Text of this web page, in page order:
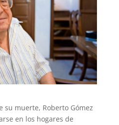
su muerte, Roberto Gómez
en los hogares de